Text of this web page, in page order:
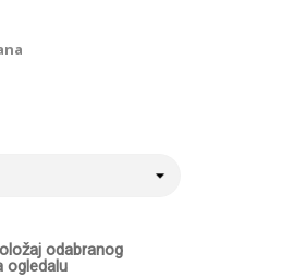
odabranog
ogledalu